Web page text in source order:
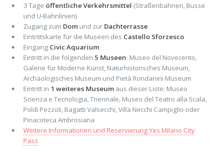
3 Tage öffentliche Verkehrsmittel (Straßenbahnen, Busse
und U-Bahnlinien)
Zugang zum Domund zur Dachterrasse
Eintrittskarte für die Museen des Castello Sforzesco
Eingang Civic Aquarium
Eintritt in die folgenden 5 Museen: Museo del Novecento,
Galerie für Moderne Kunst, Naturhistorisches Museum,
Archäologisches Museum und Pietà Rondanini Museum
Eintritt in 1 weiteres Museumaus dieser Liste: Museo
Scienza e Tecnologia, Triennale, Museo del Teatro alla Scala,
Poldi Pezzoli, Bagatti Valsecchi, Villa Necchi Campiglio oder
Pinacoteca Ambrosiana
Weitere Informationen und Reservierung Yes Milano City
Pass